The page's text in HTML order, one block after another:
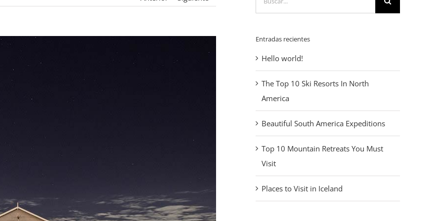
Entradas recientes
Hello world!
The Top 10 Ski Resorts In North
America
Beautiful South America Expeditions
Top 10 Mountain Retreats You Must
Visit
Places to Visit in Iceland